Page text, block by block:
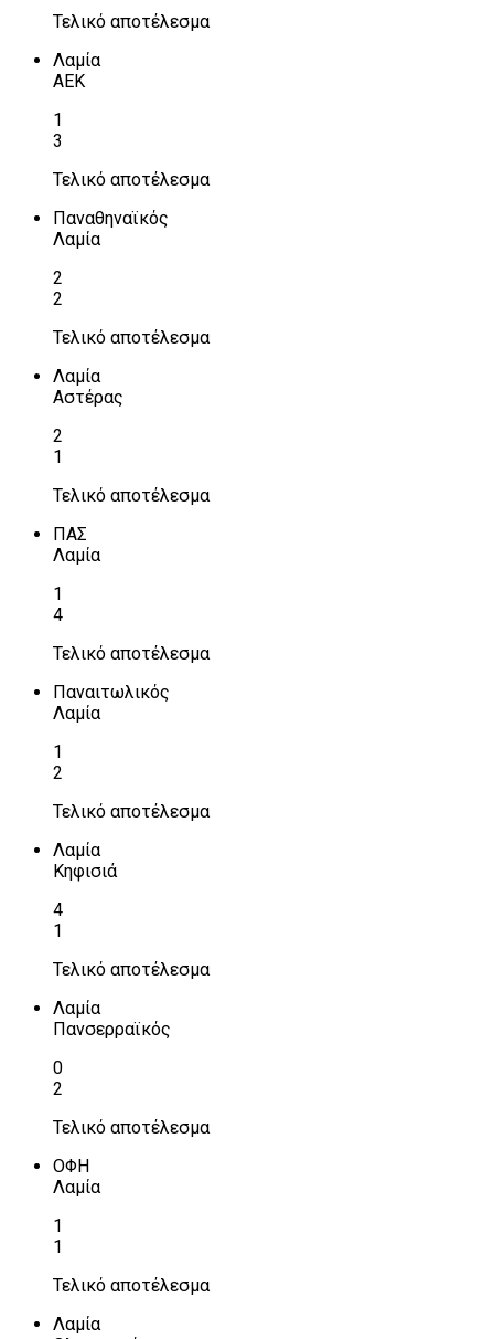
Τελικό αποτέλεσμα
Λαμία
ΑΕΚ
1
3
Τελικό αποτέλεσμα
Παναθηναϊκός
Λαμία
2
2
Τελικό αποτέλεσμα
Λαμία
Αστέρας
2
1
Τελικό αποτέλεσμα
ΠΑΣ
Λαμία
1
4
Τελικό αποτέλεσμα
Παναιτωλικός
Λαμία
1
2
Τελικό αποτέλεσμα
Λαμία
Κηφισιά
4
1
Τελικό αποτέλεσμα
Λαμία
Πανσερραϊκός
0
2
Τελικό αποτέλεσμα
ΟΦΗ
Λαμία
1
1
Τελικό αποτέλεσμα
Λαμία